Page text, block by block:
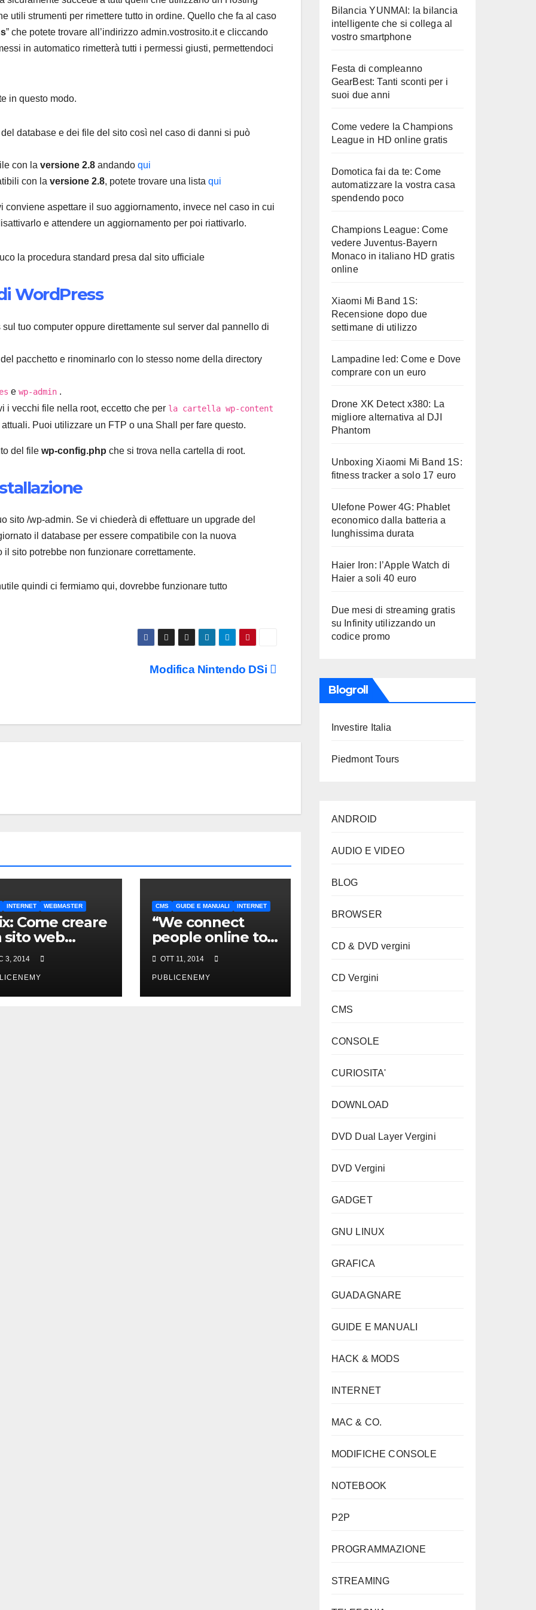
utili strumenti per rimettere tutto in ordine. Quello che fa al caso
” che potete trovare all’indirizzo admin.vostrosito.it e cliccando
in automatico rimetterà tutti i permessi giusti, permettendoci
in questo modo.
database e dei file del sito così nel caso di danni si può
con la versione 2.8 andando qui
con la versione 2.8, potete trovare una lista qui
conviene aspettare il suo aggiornamento, invece nel caso in cui
e attendere un aggiornamento per poi riattivarlo.
la procedura standard presa dal sito ufficiale
WordPress
tuo computer oppure direttamente sul server dal pannello di
pacchetto e rinominarlo con lo stesso nome della directory
e wp-admin .
i vecchi file nella root, eccetto che per la cartella wp-content
Puoi utilizzare un FTP o una Shall per fare questo.
del file wp-config.php che si trova nella cartella di root.
sito /wp-admin. Se vi chiederà di effettuare un upgrade del
il database per essere compatibile con la nuova
sito potrebbe non funzionare correttamente.
quindi ci fermiamo qui, dovrebbe funzionare tutto
Modifica Nintendo DSi
INTERNET WEBMASTER
Come creare
sito web
in
minuti
3, 2014
CMS GUIDE E MANUALI INTERNET
“We connect
people online to
play ghost rider ”
: il vosto Sito è
stato hackerato
OTT 11, 2014
PUBLICENEMY
Bilancia YUNMAI: la bilancia
intelligente che si collega al
vostro smartphone
Festa di compleanno
GearBest: Tanti sconti per i
suoi due anni
Come vedere la Champions
League in HD online gratis
Domotica fai da te: Come
automatizzare la vostra casa
spendendo poco
Champions League: Come
vedere Juventus-Bayern
Monaco in italiano HD gratis
online
Xiaomi Mi Band 1S:
Recensione dopo due
settimane di utilizzo
Lampadine led: Come e Dove
comprare con un euro
Drone XK Detect x380: La
migliore alternativa al DJI
Phantom
Unboxing Xiaomi Mi Band 1S:
fitness tracker a solo 17 euro
Ulefone Power 4G: Phablet
economico dalla batteria a
lunghissima durata
Haier Iron: l’Apple Watch di
Haier a soli 40 euro
Due mesi di streaming gratis
su Infinity utilizzando un
codice promo
Blogroll
Investire Italia
Piedmont Tours
ANDROID
AUDIO E VIDEO
BLOG
BROWSER
CD & DVD vergini
CD Vergini
CMS
CONSOLE
CURIOSITA'
DOWNLOAD
DVD Dual Layer Vergini
DVD Vergini
GADGET
GNU LINUX
GRAFICA
GUADAGNARE
GUIDE E MANUALI
HACK & MODS
INTERNET
MAC & CO.
MODIFICHE CONSOLE
NOTEBOOK
P2P
PROGRAMMAZIONE
STREAMING